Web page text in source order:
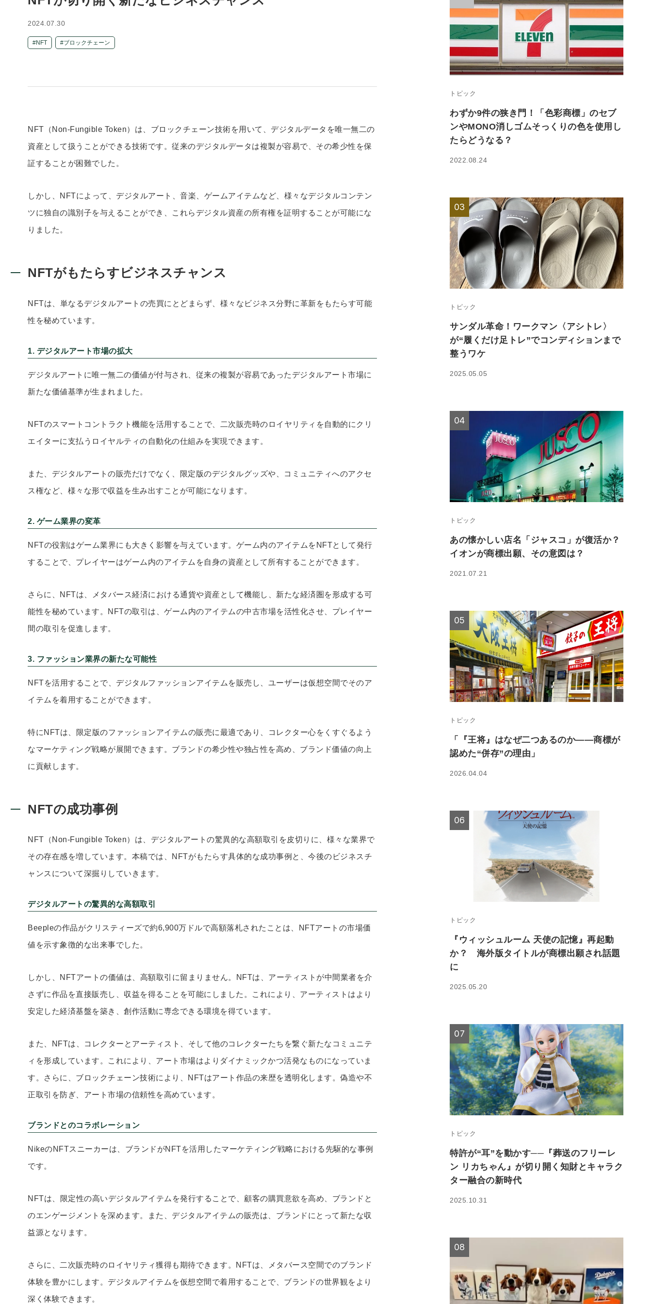
2024.07.30
NFT ブロックチェーン
NFT（Non-Fungible Token）は、ブロックチェーン技術を用いて、デジタルデータを唯一無二の
資産として扱うことができる技術です。従来のデジタルデータは複製が容易で、その希少性を保
証することが困難でした。
しかし、NFTによって、デジタルアート、音楽、ゲームアイテムなど、様々なデジタルコンテン
ツに独自の識別子を与えることができ、これらデジタル資産の所有権を証明することが可能にな
りました。
NFTがもたらすビジネスチャンス
NFTは、単なるデジタルアートの売買にとどまらず、様々なビジネス分野に革新をもたらす可能
性を秘めています。
1. デジタルアート市場の拡大
デジタルアートに唯一無二の価値が付与され、従来の複製が容易であったデジタルアート市場に
新たな価値基準が生まれました。
NFTのスマートコントラクト機能を活用することで、二次販売時のロイヤリティを自動的にクリ
エイターに支払うロイヤルティの自動化の仕組みを実現できます。
また、デジタルアートの販売だけでなく、限定版のデジタルグッズや、コミュニティへのアクセ
ス権など、様々な形で収益を生み出すことが可能になります。
2. ゲーム業界の変革
NFTの役割はゲーム業界にも大きく影響を与えています。ゲーム内のアイテムをNFTとして発行
することで、プレイヤーはゲーム内のアイテムを自身の資産として所有することができます。
さらに、NFTは、メタバース経済における通貨や資産として機能し、新たな経済圏を形成する可
能性を秘めています。NFTの取引は、ゲーム内のアイテムの中古市場を活性化させ、プレイヤー
間の取引を促進します。
3. ファッション業界の新たな可能性
NFTを活用することで、デジタルファッションアイテムを販売し、ユーザーは仮想空間でそのア
イテムを着用することができます。
特にNFTは、限定版のファッションアイテムの販売に最適であり、コレクター心をくすぐるよう
なマーケティング戦略が展開できます。ブランドの希少性や独占性を高め、ブランド価値の向上
に貢献します。
NFTの成功事例
NFT（Non-Fungible Token）は、デジタルアートの驚異的な高額取引を皮切りに、様々な業界で
その存在感を増しています。本稿では、NFTがもたらす具体的な成功事例と、今後のビジネスチ
ャンスについて深掘りしていきます。
デジタルアートの驚異的な高額取引
Beepleの作品がクリスティーズで約6,900万ドルで高額落札されたことは、NFTアートの市場価
値を示す象徴的な出来事でした。
しかし、NFTアートの価値は、高額取引に留まりません。NFTは、アーティストが中間業者を介
さずに作品を直接販売し、収益を得ることを可能にしました。これにより、アーティストはより
安定した経済基盤を築き、創作活動に専念できる環境を得ています。
また、NFTは、コレクターとアーティスト、そして他のコレクターたちを繋ぐ新たなコミュニテ
ィを形成しています。これにより、アート市場はよりダイナミックかつ活発なものになっていま
す。さらに、ブロックチェーン技術により、NFTはアート作品の来歴を透明化します。偽造や不
正取引を防ぎ、アート市場の信頼性を高めています。
ブランドとのコラボレーション
NikeのNFTスニーカーは、ブランドがNFTを活用したマーケティング戦略における先駆的な事例
です。
NFTは、限定性の高いデジタルアイテムを発行することで、顧客の購買意欲を高め、ブランドと
のエンゲージメントを深めます。また、デジタルアイテムの販売は、ブランドにとって新たな収
益源となります。
さらに、二次販売時のロイヤリティ獲得も期待できます。NFTは、メタバース空間でのブランド
体験を豊かにします。デジタルアイテムを仮想空間で着用することで、ブランドの世界観をより
深く体験できます。
トピック
わずか9件の狭き門！「色彩商標」のセブ
ンやMONO消しゴムそっくりの色を使用し
たらどうなる？
2022.08.24
トピック
サンダル革命！ワークマン〈アシトレ〉
が“履くだけ足トレ”でコンディションまで
整うワケ
2025.05.05
トピック
あの懐かしい店名「ジャスコ」が復活か？
イオンが商標出願、その意図は？
2021.07.21
トピック
「『王将』はなぜ二つあるのか――商標が
認めた“併存”の理由」
2026.04.04
トピック
『ウィッシュルーム 天使の記憶』再起動
か？ 海外版タイトルが商標出願され話題
に
2025.05.20
トピック
特許が“耳”を動かす──『葬送のフリーレ
ン リカちゃん』が切り開く知財とキャラク
ター融合の新時代
2025.10.31